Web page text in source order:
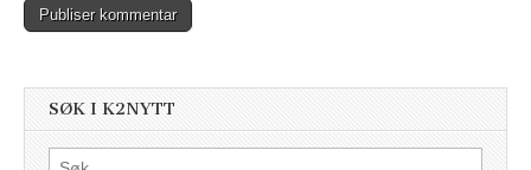
SØK I K2NYTT
Søk